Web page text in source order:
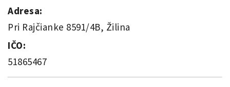
Adresa:
Pri Rajčianke 8591/4B, Žilina
IČO:
51865467